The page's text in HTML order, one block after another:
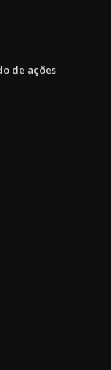
de ações